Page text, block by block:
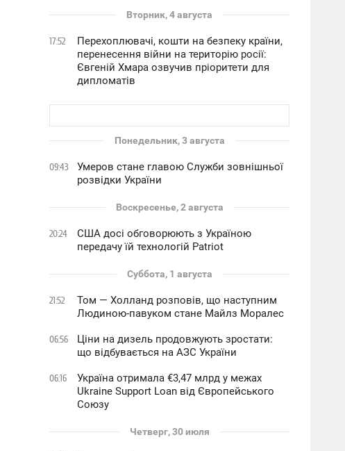
Вторник, 4 августа
17:52
Перехоплювачі, кошти на безпеку країни,
перенесення війни на територію росії:
Євгеній Хмара озвучив пріоритети для
дипломатів
Понедельник, 3 августа
09:43
Умеров стане главою Служби зовнішньої
розвідки України
Воскресенье, 2 августа
20:24
США досі обговорюють з Україною
передачу їй технологій Patriot
Суббота, 1 августа
21:52
Том — Холланд розповів, що наступним
Людиною-павуком стане Майлз Моралес
06:56
Ціни на дизель продовжують зростати:
що відбувається на АЗС України
06:16
Україна отримала €3,47 млрд у межах
Ukraine Support Loan від Європейського
Союзу
Четверг, 30 июля